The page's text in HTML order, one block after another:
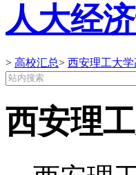
人大经
> 高校汇总> 西安理工大
西安理